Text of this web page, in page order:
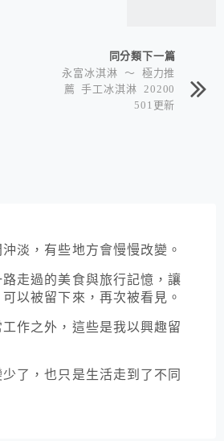
同分類下一篇
永富冰淇淋 ～ 極力推
薦 手工冰淇淋 20200
501更新
淡，有些地方會慢慢改變。
走過的美食與旅行記憶，讓
以被留下來，再次被看見。
作之外，這些是我以興趣留
了，也只是生活走到了不同